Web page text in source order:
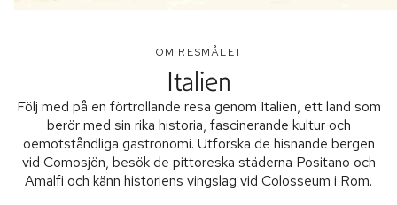
OM RESMÅLET
Italien
Följ med på en förtrollande resa genom Italien, ett land som
berör med sin rika historia, fascinerande kultur och
oemotståndliga gastronomi. Utforska de hisnande bergen
vid Comosjön, besök de pittoreska städerna Positano och
Amalfi och känn historiens vingslag vid Colosseum i Rom.